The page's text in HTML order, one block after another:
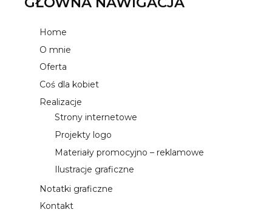
Home
O mnie
Oferta
Coś dla kobiet
Realizacje
Strony internetowe
Projekty logo
Materiały promocyjno – reklamowe
Ilustracje graficzne
Notatki graficzne
Kontakt